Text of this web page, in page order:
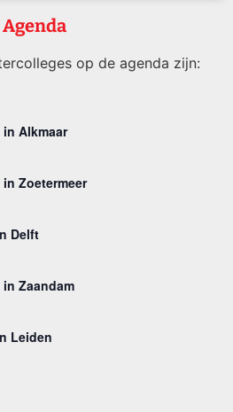
Agenda
op de agenda zijn:
Alkmaar
Zoetermeer
Delft
Zaandam
Leiden